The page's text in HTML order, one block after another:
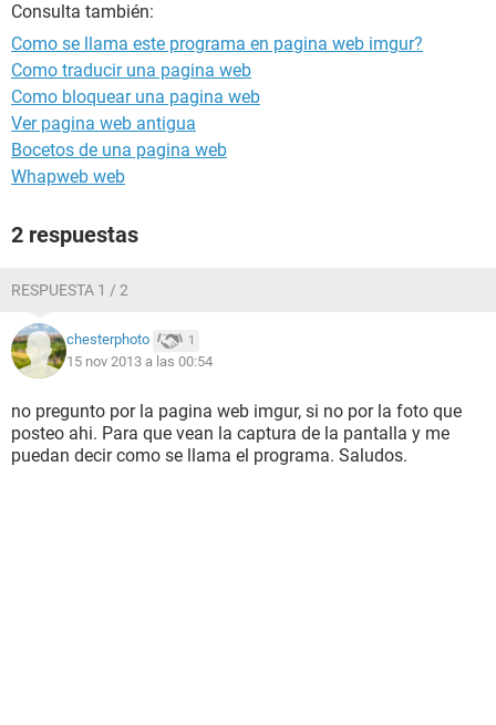
Consulta también:
Como se llama este programa en pagina web imgur?
Como traducir una pagina web
Como bloquear una pagina web
Ver pagina web antigua
Bocetos de una pagina web
Whapweb web
2 respuestas
RESPUESTA 1 / 2
chesterphoto 1
15 nov 2013 a las 00:54
no pregunto por la pagina web imgur, si no por la foto que
posteo ahi. Para que vean la captura de la pantalla y me
puedan decir como se llama el programa. Saludos.